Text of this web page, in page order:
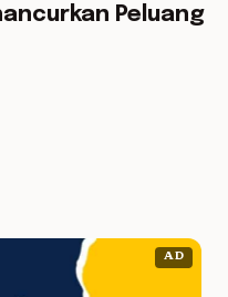
Peluang
AD